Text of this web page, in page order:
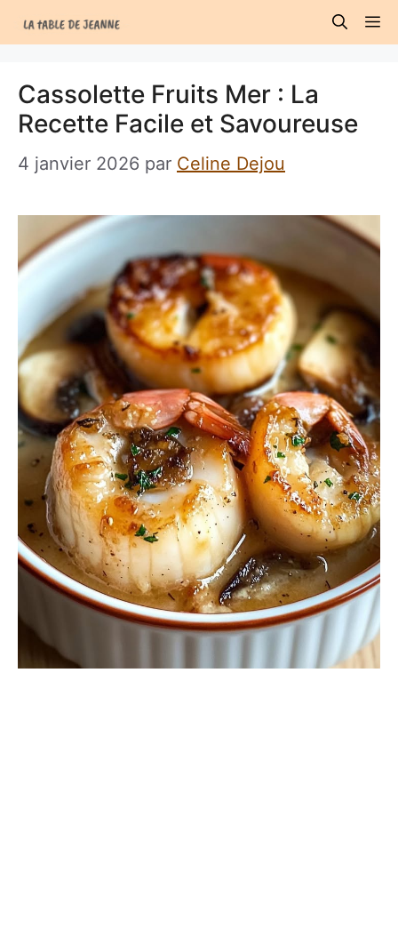
au
Cassolette Fruits Mer : La
Recette Facile et Savoureuse
4 janvier 2026 par Celine Dejou